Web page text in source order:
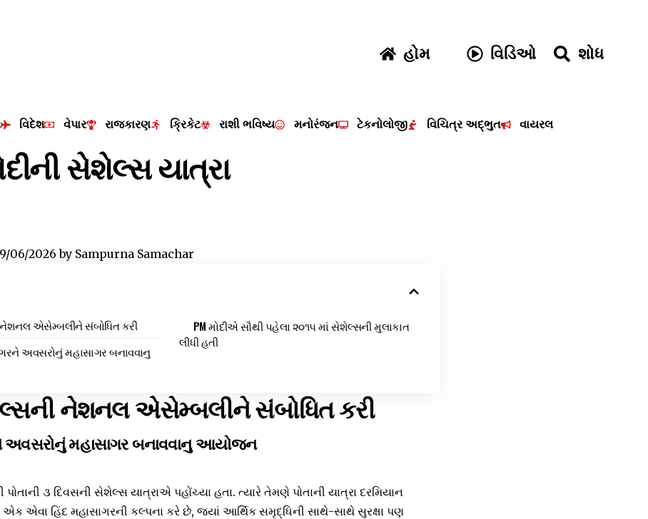
હોમ વિડિઓ શોધ
વિદેશ વેપાર રાજકારણ ક્રિકેટ રાશી ભવિષ્ય મનોરંજન ટેકનોલોજી વિચિત્ર અદ્ભુત વાયરલ
સેશેલ્સ યાત્રા
06/2026by Sampurna Samachar
એસેમ્બલીને સંબોધિત કરી
અવસરોનું મહાસાગર બનાવવાનુ
PM મોદીએ સૌથી પહેલા ૨૦૧૫ માં સેશેલ્સની મુલાકાત
લીધી હતી
નેશનલ એસેમ્બલીને સંબોધિત કરી
અવસરોનું મહાસાગર બનાવવાનુ આયોજન
પોતાની ૩ દિવસની સેશેલ્સ યાત્રાએ પહોંચ્યા હતા. ત્યારે તેમણે પોતાની યાત્રા દરમિયાન
એક એવા હિંદ મહાસાગરની કલ્પના કરે છે, જ્યાં આર્થિક સમૃદ્ધિની સાથે-સાથે સુરક્ષા પણ